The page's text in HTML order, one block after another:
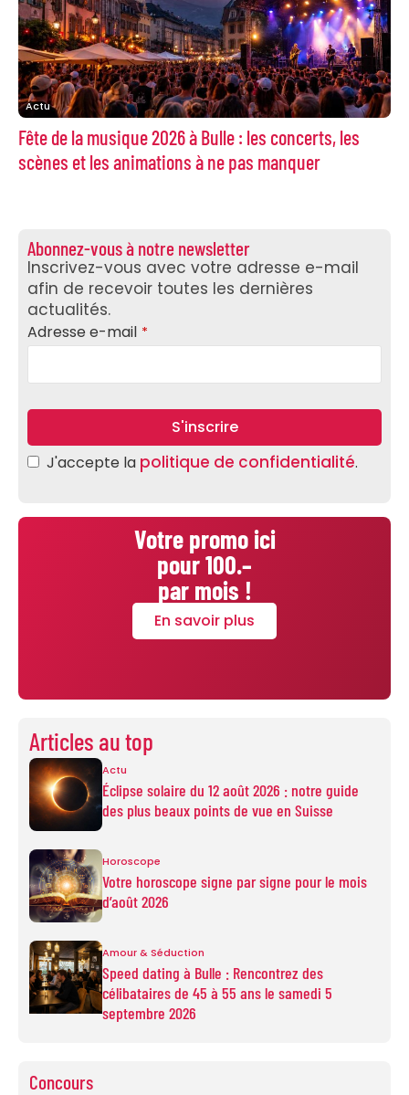
Actu
Fête de la musique 2026 à Bulle : les concerts, les
scènes et les animations à ne pas manquer
Abonnez-vous à notre newsletter
Inscrivez-vous avec votre adresse e-mail
afin de recevoir toutes les dernières
actualités.
Adresse e-mail *
S'inscrire
Email *
J'accepte la politique de confidentialité.
Votre promo ici
pour 100.–
par mois !
En savoir plus
Articles au top
Actu
Éclipse solaire du 12 août 2026 : notre guide
des plus beaux points de vue en Suisse
Horoscope
Votre horoscope signe par signe pour le mois
d’août 2026
Amour & Séduction
Speed dating à Bulle : Rencontrez des
célibataires de 45 à 55 ans le samedi 5
septembre 2026
Concours